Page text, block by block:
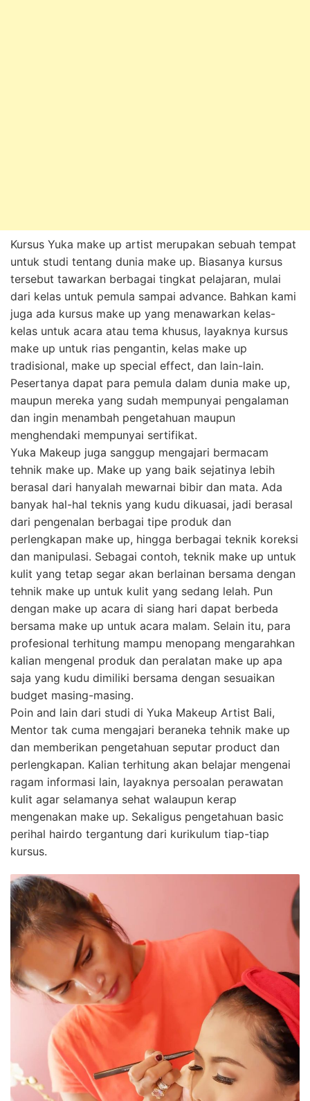
Kursus Yuka make up artist merupakan sebuah tempat
untuk studi tentang dunia make up. Biasanya kursus
tersebut tawarkan berbagai tingkat pelajaran, mulai
dari kelas untuk pemula sampai advance. Bahkan kami
juga ada kursus make up yang menawarkan kelas-
kelas untuk acara atau tema khusus, layaknya kursus
make up untuk rias pengantin, kelas make up
tradisional, make up special effect, dan lain-lain.
Pesertanya dapat para pemula dalam dunia make up,
maupun mereka yang sudah mempunyai pengalaman
dan ingin menambah pengetahuan maupun
menghendaki mempunyai sertifikat.
Yuka Makeup juga sanggup mengajari bermacam
tehnik make up. Make up yang baik sejatinya lebih
berasal dari hanyalah mewarnai bibir dan mata. Ada
banyak hal-hal teknis yang kudu dikuasai, jadi berasal
dari pengenalan berbagai tipe produk dan
perlengkapan make up, hingga berbagai teknik koreksi
dan manipulasi. Sebagai contoh, teknik make up untuk
kulit yang tetap segar akan berlainan bersama dengan
tehnik make up untuk kulit yang sedang lelah. Pun
dengan make up acara di siang hari dapat berbeda
bersama make up untuk acara malam. Selain itu, para
profesional terhitung mampu menopang mengarahkan
kalian mengenal produk dan peralatan make up apa
saja yang kudu dimiliki bersama dengan sesuaikan
budget masing-masing.
Poin and lain dari studi di Yuka Makeup Artist Bali,
Mentor tak cuma mengajari beraneka tehnik make up
dan memberikan pengetahuan seputar product dan
perlengkapan. Kalian terhitung akan belajar mengenai
ragam informasi lain, layaknya persoalan perawatan
kulit agar selamanya sehat walaupun kerap
mengenakan make up. Sekaligus pengetahuan basic
perihal hairdo tergantung dari kurikulum tiap-tiap
kursus.